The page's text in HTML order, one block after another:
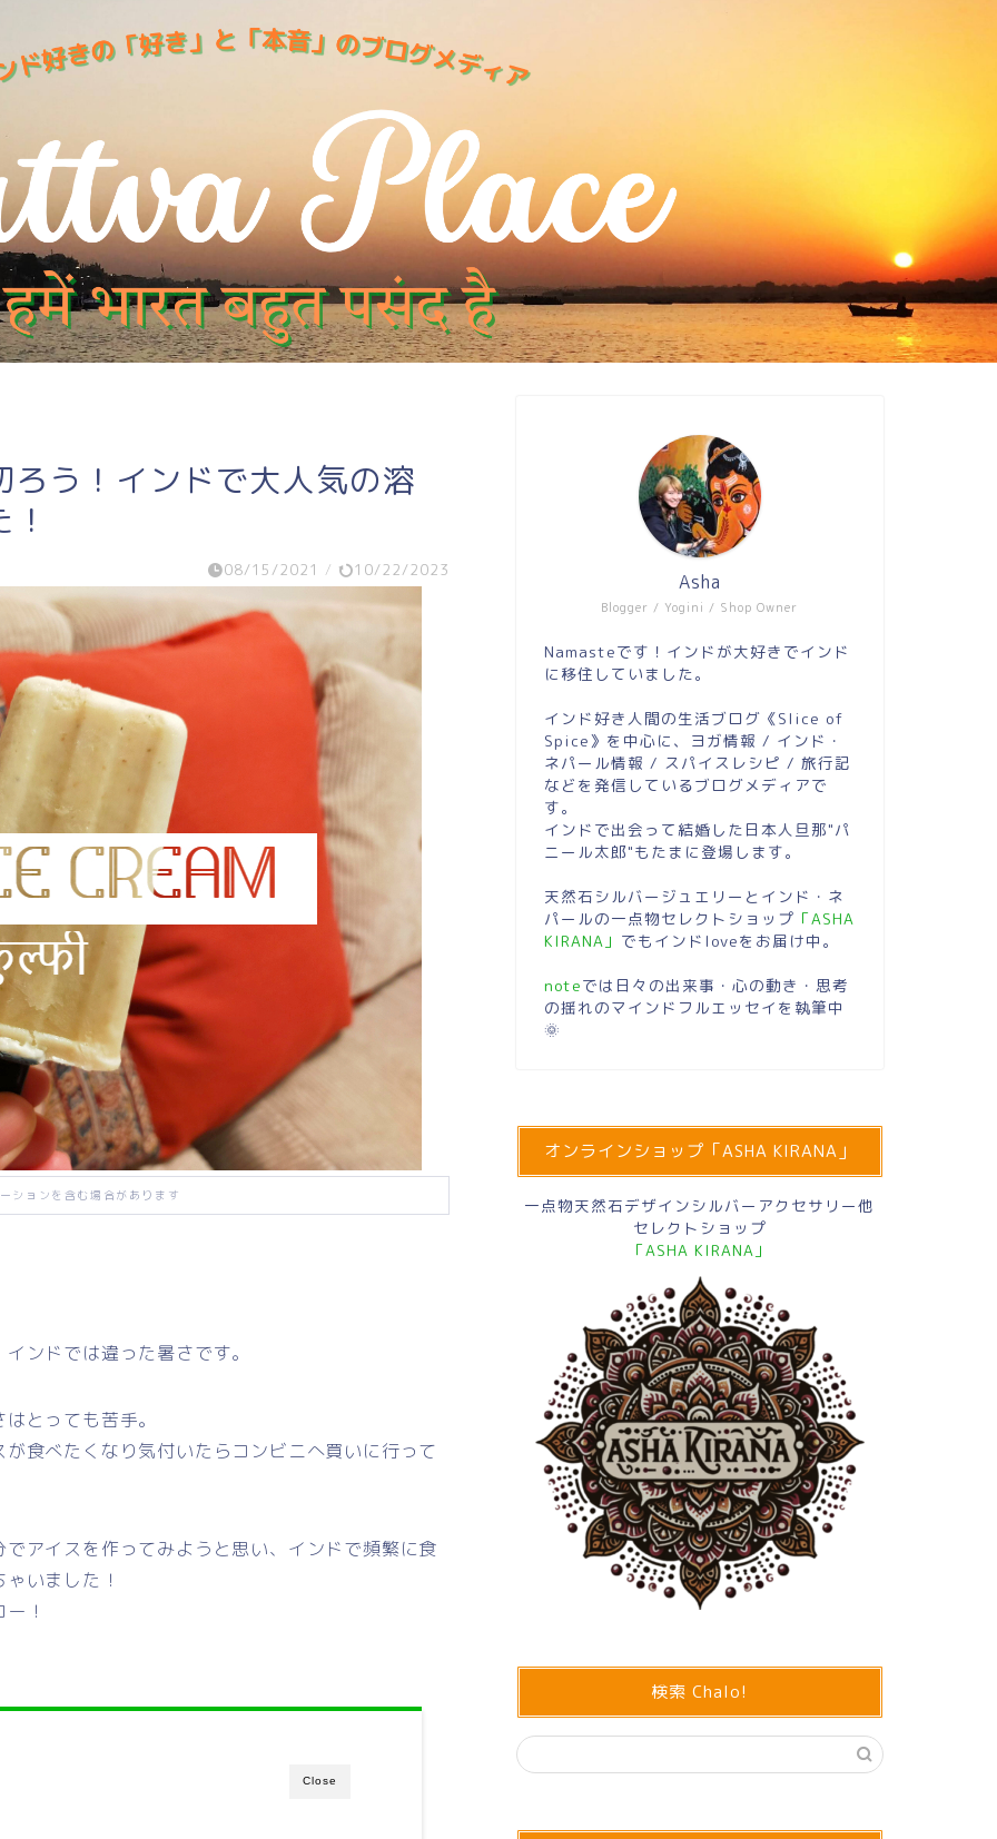
う！インドで大人気の溶
08/15/2021 / 10/22/2023
ションを含む場合があります
ンドでは違った暑さです。
とっても苦手。
食べたくなり気付いたらコンビニへ買いに行って
アイスを作ってみようと思い、インドで頻繁に食
いました！
！
Close
Blogger / Yogini / Shop Owner
Asha
Namasteです！インドが大好きでインド
に移住していました。
インド好き人間の生活ブログ《Slice of
Spice》を中心に、ヨガ情報 / インド・
ネパール情報 / スパイスレシピ / 旅行記
などを発信しているブログメディアで
す。
インドで出会って結婚した日本人旦那"パ
ニール太郎"もたまに登場します。
天然石シルバージュエリーとインド・ネ
パールの一点物セレクトショップ 「ASHA
KIRANA」 でもインドloveをお届け中。
noteでは日々の出来事・心の動き・思考
の揺れのマインドフルエッセイを執筆中
🌞
オンラインショップ「ASHA KIRANA」
一点物天然石デザインシルバーアクセサリー他
セレクトショップ
「ASHA KIRANA」
検索 Chalo!